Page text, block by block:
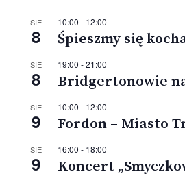
SIE
8
10:00 - 12:00
Śpieszmy się
SIE
8
19:00 -21:00
Bridgertonowie
SIE
9
10:00 - 12:00
Fordon – Miasto
SIE
9
16:00 - 18:00
Koncert